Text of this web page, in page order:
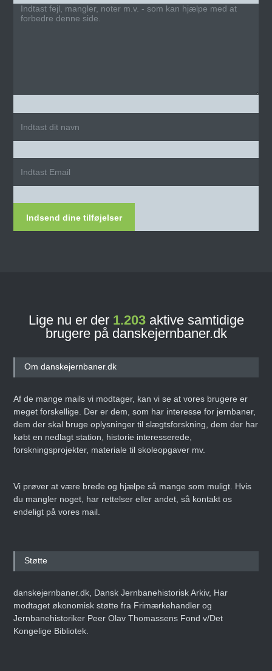
Indsend dine tilføjelser
Lige nu er der 1.203aktive samtidige
brugere på danskejernbaner.dk
Om danskejernbaner.dk
Af de mange mails vi modtager, kan vi se at vores brugere er
meget forskellige. Der er dem, som har interesse for jernbaner,
dem der skal bruge oplysninger til slægtsforskning, dem der har
købt en nedlagt station, historie interesserede,
forskningsprojekter, materiale til skoleopgaver mv.
Vi prøver at være brede og hjælpe så mange som muligt. Hvis
du mangler noget, har rettelser eller andet, så kontakt os
endeligt på vores mail.
Støtte
danskejernbaner.dk, Dansk Jernbanehistorisk Arkiv, Har
modtaget økonomisk støtte fra Frimærkehandler og
Jernbanehistoriker Peer Olav Thomassens Fond v/Det
Kongelige Bibliotek.